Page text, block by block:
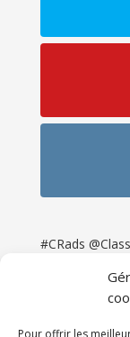
Pour offrir les
#CRads